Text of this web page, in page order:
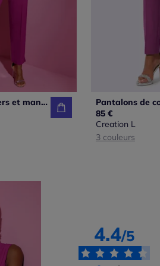
Blazer avec col à revers et manches longues fendue
85 €
Creation L
3 couleurs
4.4/5